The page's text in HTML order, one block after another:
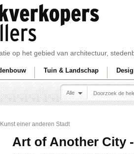
op het gebied van architectuur,
Tuin & Landschap
Alle
einer anderen Stadt
Art of Another City